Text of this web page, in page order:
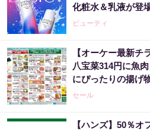
化粧水＆乳液が登
ビューティ
【オーケー最新チ
八宝菜314円に魚
にぴったりの揚げ
セール
【ハンズ】50％オ